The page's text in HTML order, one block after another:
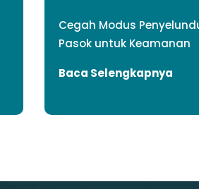
Cegah Modus
Pasok untuk Keamanan
Baca Selengkapnya